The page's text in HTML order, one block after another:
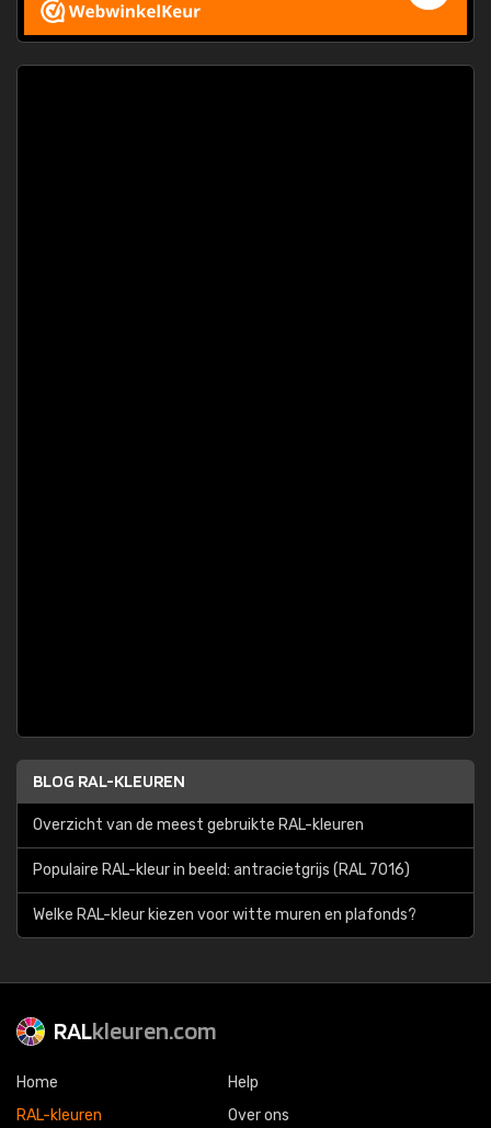
BLOG RAL-KLEUREN
Overzicht van de meest gebruikte RAL-kleuren
Populaire RAL-kleur in beeld: antracietgrijs (RAL 7016)
Welke RAL-kleur kiezen voor witte muren en plafonds?
RALkleuren.com
Home
RAL-kleuren
Help
Over ons